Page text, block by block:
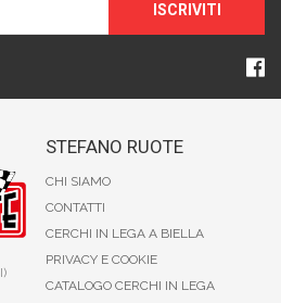
ISCRIVITI
STEFANO RUOTE
CHI SIAMO
CONTATTI
CERCHI IN LEGA A BIELLA
PRIVACY E COOKIE
CATALOGO CERCHI IN LEGA